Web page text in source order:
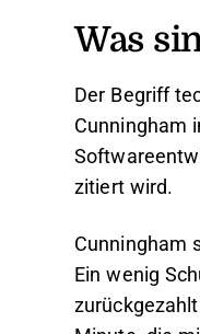
Was
Der Begriff
Cunningham
zitiert wird.
Cunningham
Ein wenig